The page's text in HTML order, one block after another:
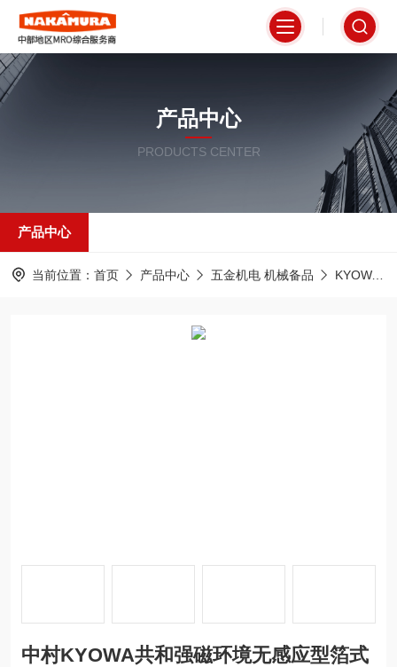
产品中心
PRODUCTS CENTER
产品中心
当前位置： 首页 产品中心 五金机电 机械备品 KYOWA共和
中村KYOWA共和强磁环境无感应型箔式